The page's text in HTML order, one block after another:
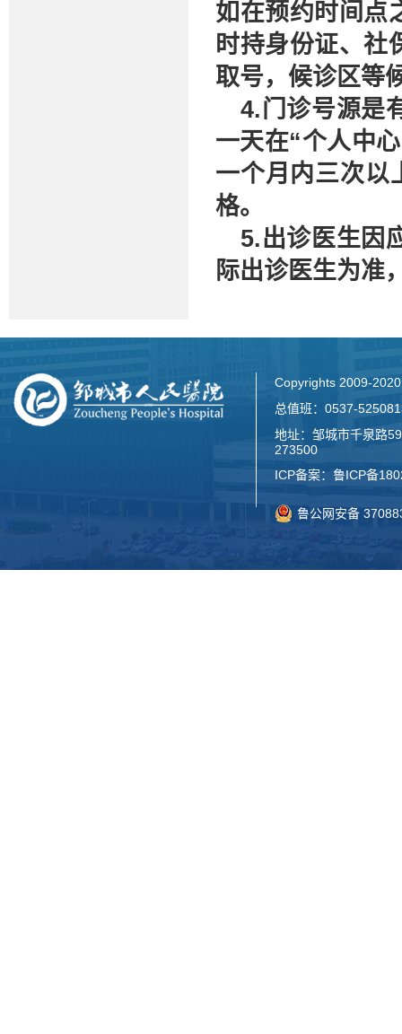
如在预约时间点
时持身份证、社
取号，候诊区等
4.门诊号源是
一天在“个人中
一个月内三次以
格。
5.出诊医生因
际出诊医生为准
Copyrights 2009-
总值班：0537-
地址：邹城市千泉路
273500
ICP备案： 鲁ICP备
鲁公网安备